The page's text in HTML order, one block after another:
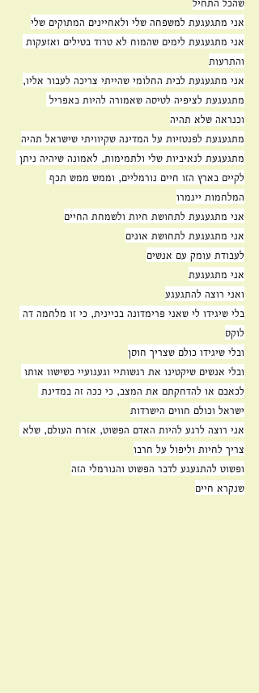
אני מתגעגעת למשפחה שלי ולאחיינים המתוקים שלי
אני מתגעגעת לימים שהמוח לא טרוד בטילים ואזעקות
והתרעות
אני מתגעגעת לבית החלומי שהייתי צריכה לעבור אליו,
מתגעגעת לציפיה לטיסה שאמורה להיות באפריל
וכנראה שלא תהיה
מתגעגעת לפנטזיות על המדינה שקיוויתי שישראל תהיה
מתגעגעת לנאיביות שלי ולתמימות, לאמונה שיהיה ניתן
לקיים בארץ הזו חיים נורמליים, וממש ממש תכף
המלחמות ייגמרו
אני מתגעגעת לתחושת חיות ולשמחת החיים
אני מתגעגעת לתחושת אונים
לעבודת עומק עם אנשים
אני מתגעגעת
ואני רוצה להתגעגע
בלי שיגידו לי שאני פרימדונה בכיינית, כי זו מלחמה דה
לוקס
ובלי שיגידו כולם שצריך חוסן
ובלי אנשים שיקטינו את רגשותיי וגעגועיי כשישוו אותו
לכאבם או להדחקתם את המצב, כי ככה זה במדינת
ישראל וכולם חווים הישרדות
אני רוצה לרגע להיות האדם הפשוט, אזרח העולם, שלא
צריך לחיות וליפול על חרבו
ופשוט להתגעגע לדבר הפשוט והנורמלי הזה
שנקרא חיים